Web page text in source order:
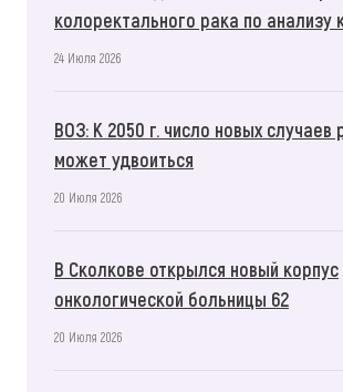
колоректального рака по анализу
24 Июля 2026
ВОЗ: К 2050 г. число новых случаев
может удвоиться
20 Июля 2026
В Сколкове открылся новый корпус
онкологической больницы 62
20 Июля 2026